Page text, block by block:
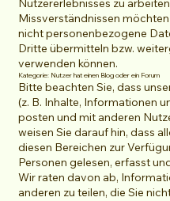
Nutzererlebnisses zu
Missverständnissen
nicht personenbezogene
Dritte übermitteln bzw.
verwenden können.
Kategorie: Nutzer hat einen Blog oder ein Forum
Bitte beachten Sie, dass
(z. B. Inhalte, Informationen
posten und mit anderen
weisen Sie darauf hin, dass
diesen Bereichen zur
Personen gelesen, erfasst
Wir raten davon ab,
anderen zu teilen, die Sie